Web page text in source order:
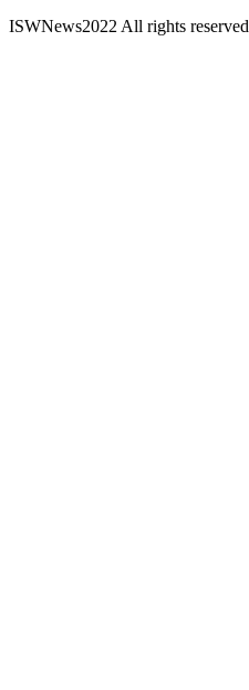
ISWNews2022 All rights reserved